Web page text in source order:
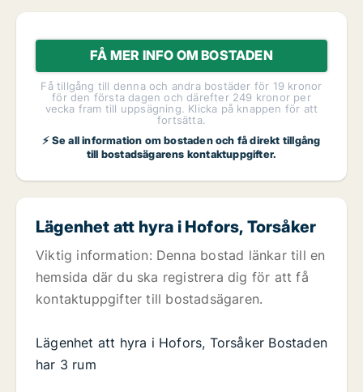
FÅ MER INFO OM BOSTADEN
Få tillgång till denna och andra bostäder för 19 kronor
för den första dagen och därefter 249 kronor per
vecka fram till uppsägning. Klicka på knappen för att
fortsätta.
⚡ Se all information om bostaden och få direkt tillgång
till bostadsägarens kontaktuppgifter.
Lägenhet att hyra i Hofors, Torsåker
Viktig information: Denna bostad länkar till en
hemsida där du ska registrera dig för att få
kontaktuppgifter till bostadsägaren.
Lägenhet att hyra i Hofors, Torsåker Bostaden
har 3 rum